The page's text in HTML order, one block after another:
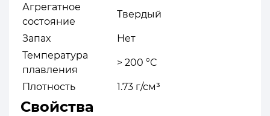
Агрегатное
состояние
Твердый
Запах
Нет
Температура
плавления
> 200 °C
Плотность 1.73 г/см³
Свойства